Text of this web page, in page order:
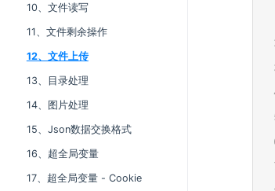
10、文件读写
11、文件剩余操作
12、文件上传
13、目录处理
14、图片处理
15、Json数据交换格式
16、超全局变量
17、超全局变量 - Cookie